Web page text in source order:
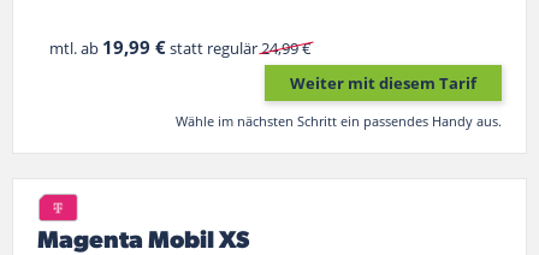
mtl. ab 19,99 €statt regulär24,99 €
Weiter mit diesem Tarif
Wähle im nächsten Schritt ein passendes Handy aus.
Magenta Mobil XS